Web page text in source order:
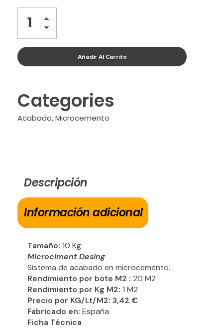
Añadir Al Carrito
Categories
Acabado,Microcemento
Descripción
Información adicional
Tamaño: 10 Kg
Microciment Desing
Sistema de acabado en microcemento.
Rendimiento por bote M2 : 20 M2
Rendimiento por Kg M2: 1 M2
Precio por KG/Lt/M2: 3,42 €
Fabricado en: España
Ficha Técnica